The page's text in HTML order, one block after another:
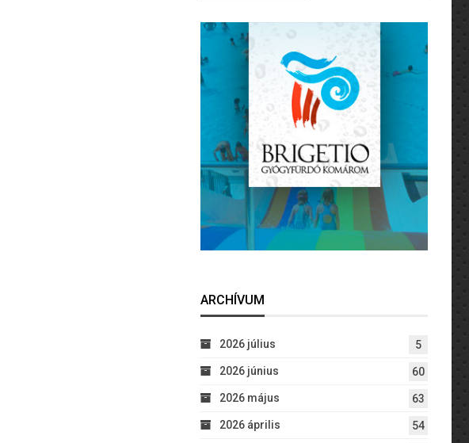
ARCHÍVUM
2026 július 5
2026 június 60
2026 május 63
2026 április 54